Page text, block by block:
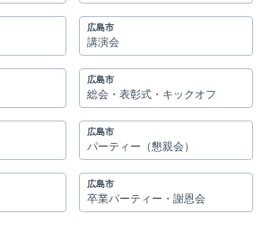
広島市
講演会
広島市
総会・表彰式・キックオフ
広島市
パーティー（懇親会）
広島市
卒業パーティー・謝恩会